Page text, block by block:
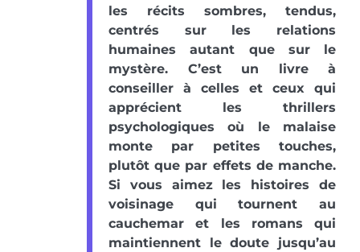
les récits sombres, tendus,
centrés sur les relations
humaines autant que sur le
mystère. C’est un livre à
conseiller à celles et ceux qui
apprécient les thrillers
psychologiques où le malaise
monte par petites touches,
plutôt que par effets de manche.
Si vous aimez les histoires de
voisinage qui tournent au
cauchemar et les romans qui
maintiennent le doute jusqu’au